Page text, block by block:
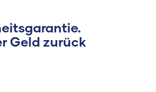
Geld zurück